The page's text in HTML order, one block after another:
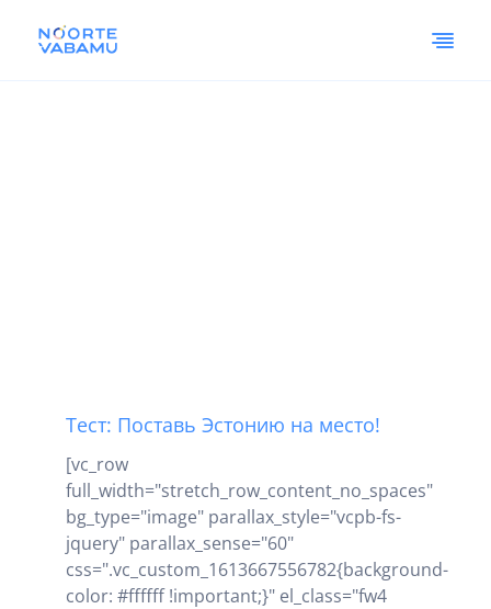
Тест: Поставь Эстонию на место!
[vc_row
full_width="stretch_row_content_no_spaces"
bg_type="image" parallax_style="vcpb-fs-
jquery" parallax_sense="60"
css=".vc_custom_1613667556782{background-
color: #ffffff !important;}" el_class="fw4